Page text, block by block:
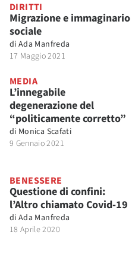
DIRITTI
Migrazione e immaginario
sociale
di Ada Manfreda
17 Maggio 2021
MEDIA
L’innegabile
degenerazione del
“politicamente corretto”
di Monica Scafati
9 Gennaio 2021
BENESSERE
Questione di confini:
l’Altro chiamato Covid-19
di Ada Manfreda
18 Aprile 2020